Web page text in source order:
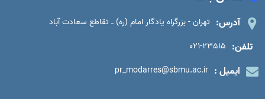
آدرس: تهران - بزرگراه یادگار امام (ره) ـ تقاطع سعادت آباد
تلفن: 021-23515
ایمیل : pr_modarres@sbmu.ac.ir